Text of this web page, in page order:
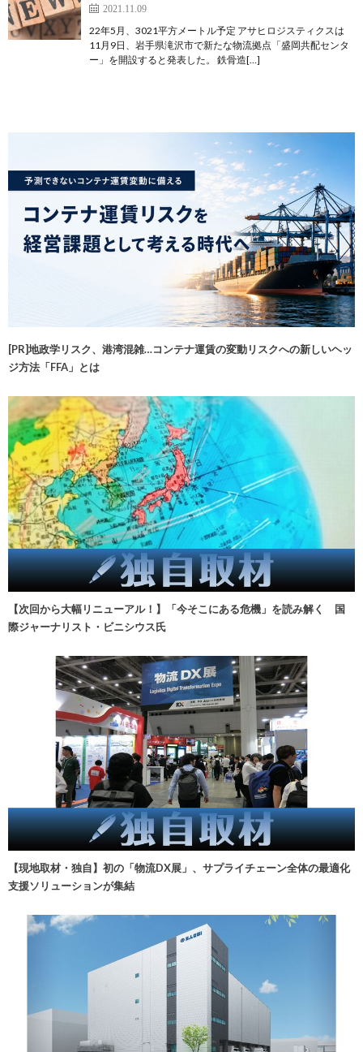
2021.11.09
22年5月、3021平方メートル予定 アサヒロジスティクスは
11月9日、岩手県滝沢市で新たな物流拠点「盛岡共配センタ
ー」を開設すると発表した。 鉄骨造[…]
[PR]地政学リスク、港湾混雑…コンテナ運賃の変動リスクへの新しいヘッ
ジ方法「FFA」とは
【次回から大幅リニューアル！】「今そこにある危機」を読み解く 国
際ジャーナリスト・ビニシウス氏
【現地取材・独自】初の「物流DX展」、サプライチェーン全体の最適化
支援ソリューションが集結